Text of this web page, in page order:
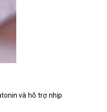
và hỗ trợ nhịp